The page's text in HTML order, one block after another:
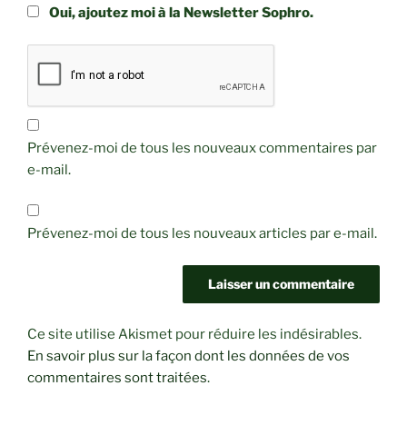
Oui, ajoutez moi à la Newsletter Sophro.
Prévenez-moi de tous les nouveaux commentaires par
e-mail.
Prévenez-moi de tous les nouveaux articles par e-mail.
Ce site utilise Akismet pour réduire les indésirables.
En savoir plus sur la façon dont les données de vos
commentaires sont traitées.